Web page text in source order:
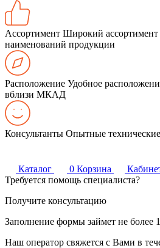
Ассортимент Широкий ассортимент
наименований продукции
Расположение Удобное
вблизи МКАД
Консультанты Опытные
Каталог 0 Корзина
Требуется помощь специалиста?
Получите консультацию
Заполнение формы займет не более
Наш оператор свяжется с Вами в